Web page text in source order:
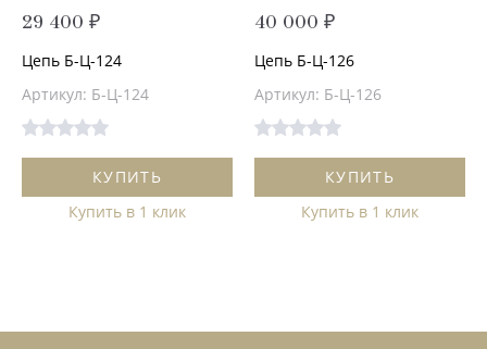
29 400 ₽
Цепь Б-Ц-124
Артикул: Б-Ц-124
КУПИТЬ
Купить в 1 клик
40 000 ₽
Цепь Б-Ц-126
Артикул: Б-Ц-126
КУПИТЬ
Купить в 1 клик